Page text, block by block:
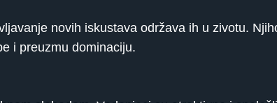
novih iskustava održava ih u zivotu.
i preuzmu dominaciju.